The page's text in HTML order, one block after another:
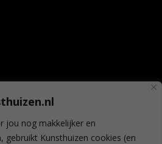
jou nog makkelijker en
gebruikt Kunsthuizen cookies (en